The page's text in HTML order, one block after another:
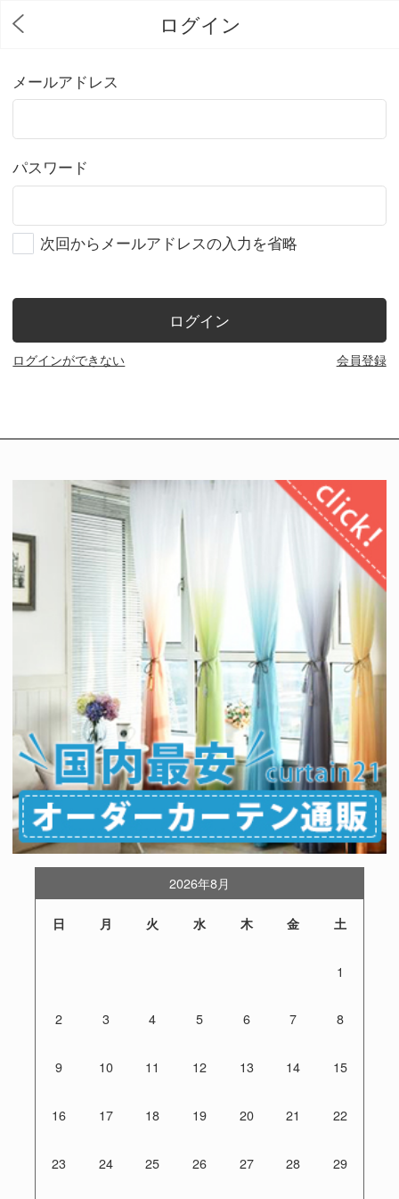
ログイン
メールアドレス
パスワード
次回からメールアドレスの入力を省略
ログイン
ログインができない 会員登録
2026年8月
日 月 火 水 木 金 土
1
2 3 4 5 6 7 8
9 10 11 12 13 14 15
16 17 18 19 20 21 22
23 24 25 26 27 28 29